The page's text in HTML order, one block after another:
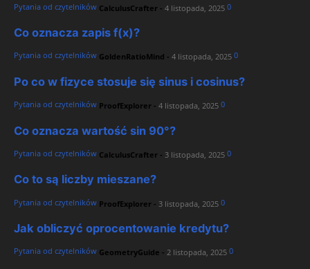
Pytania od czytelników CalculusCrafter - 4 listopada, 2025 0
Co oznacza zapis f(x)?
Pytania od czytelników GoldenRatioMind - 4 listopada, 2025 0
Po co w fizyce stosuje się sinus i cosinus?
Pytania od czytelników ProofExplorer - 4 listopada, 2025 0
Co oznacza wartość sin 90°?
Pytania od czytelników CalculusCrafter - 3 listopada, 2025 0
Co to są liczby mieszane?
Pytania od czytelników ProofExplorer - 3 listopada, 2025 0
Jak obliczyć oprocentowanie kredytu?
Pytania od czytelników GeometryGuide - 2 listopada, 2025 0